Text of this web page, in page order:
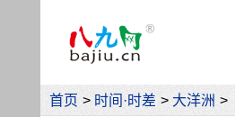
首页 > 时间·时差 > 大洋洲 >